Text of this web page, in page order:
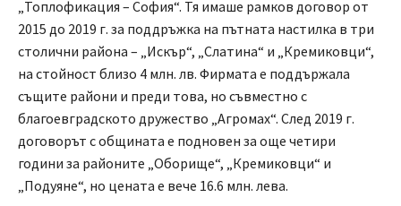
„Топлофикация – София“. Тя имаше рамков договор от
2015 до 2019 г. за поддръжка на пътната настилка в три
столични района – „Искър“, „Слатина“ и „Кремиковци“,
на стойност близо 4 млн. лв. Фирмата е поддържала
същите райони и преди това, но съвместно с
благоевградското дружество „Агромах“. След 2019 г.
договорът с общината е подновен за още четири
години за районите „Оборище“, „Кремиковци“ и
„Подуяне“, но цената е вече 16.6 млн. лева.